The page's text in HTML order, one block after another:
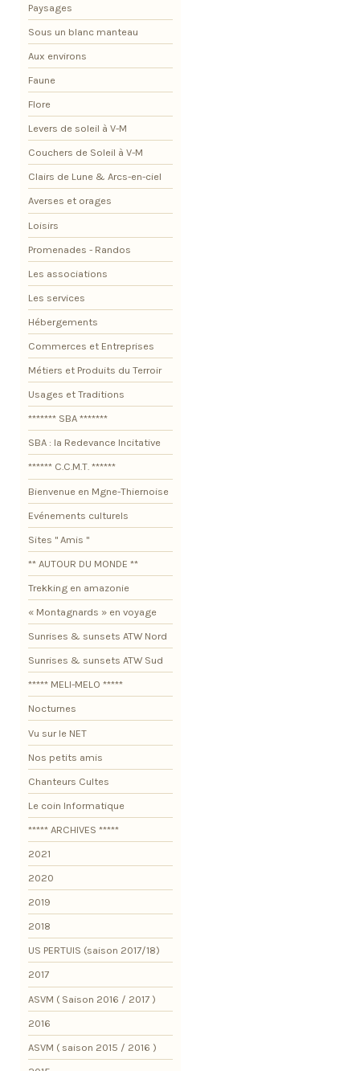
Paysages
Sous un blanc manteau
Aux environs
Faune
Flore
Levers de soleil à V-M
Couchers de Soleil à V-M
Clairs de Lune & Arcs-en-ciel
Averses et orages
Loisirs
Promenades - Randos
Les associations
Les services
Hébergements
Commerces et Entreprises
Métiers et Produits du Terroir
Usages et Traditions
******* SBA *******
SBA : la Redevance Incitative
****** C.C.M.T. ******
Bienvenue en Mgne-Thiernoise
Evénements culturels
Sites " Amis "
** AUTOUR DU MONDE **
Trekking en amazonie
« Montagnards » en voyage
Sunrises & sunsets ATW Nord
Sunrises & sunsets ATW Sud
***** MELI-MELO *****
Nocturnes
Vu sur le NET
Nos petits amis
Chanteurs Cultes
Le coin Informatique
***** ARCHIVES *****
2021
2020
2019
2018
US PERTUIS (saison 2017/18)
2017
ASVM ( Saison 2016 / 2017 )
2016
ASVM ( saison 2015 / 2016 )